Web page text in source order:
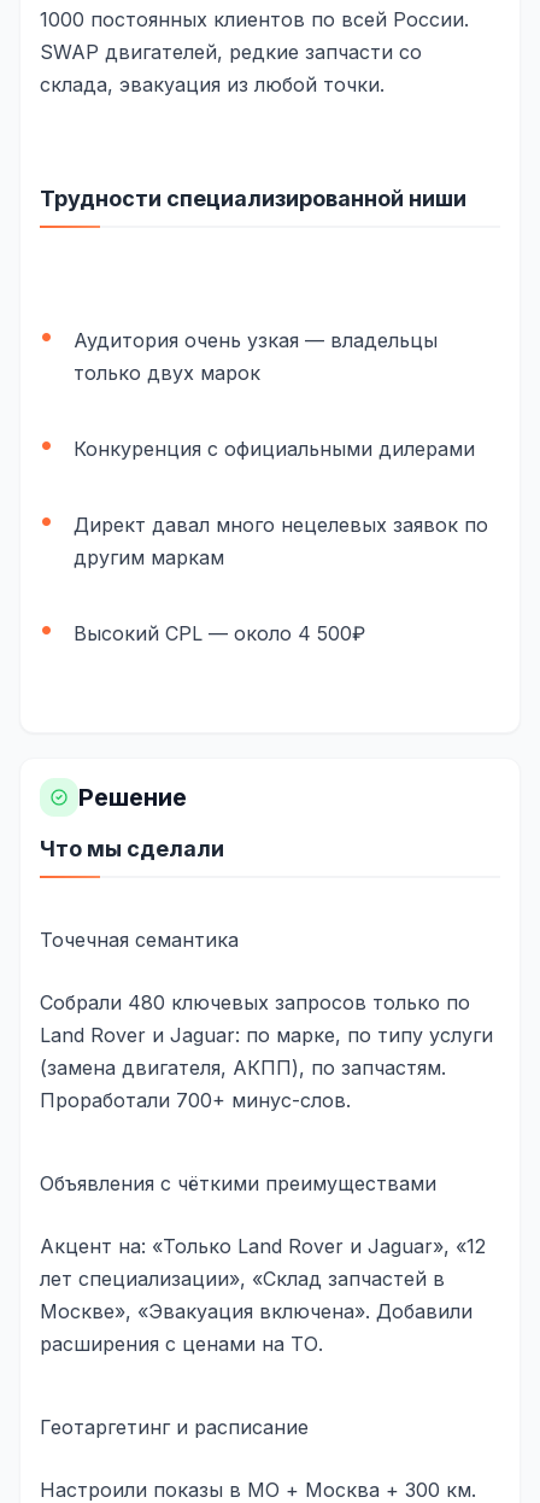
Реклама в Facebook
Реклама в Instagram
Настройка магазина
1С интеграция
Складской учёт
CRM-системы
Чат-боты
AI Агенты
SEO-ПРОДВИЖЕНИЕ
SEO-продвижение нового и молодого сайта
Управление репутацией SERM / ORM
Ведение и поддержка сайта
+ ещё 6 услуг
ВКонтакте
Telegram
YouTube
1000 постоянных клиентов по всей России.
SWAP двигателей, редкие запчасти со
склада, эвакуация из любой точки.
Трудности специализированной ниши
Аудитория очень узкая — владельцы
только двух марок
Конкуренция с официальными дилерами
Директ давал много нецелевых заявок по
другим маркам
Высокий CPL — около 4 500₽
Решение
Что мы сделали
Точечная семантика
Собрали 480 ключевых запросов только по
Land Rover и Jaguar: по марке, по типу услуги
(замена двигателя, АКПП), по запчастям.
Проработали 700+ минус-слов.
Объявления с чёткими преимуществами
Акцент на: «Только Land Rover и Jaguar», «12
лет специализации», «Склад запчастей в
Москве», «Эвакуация включена». Добавили
расширения с ценами на ТО.
Геотаргетинг и расписание
Настроили показы в МО + Москва + 300 км.